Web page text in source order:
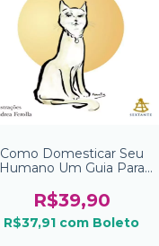
Como Domesticar Seu
Humano Um Guia Para
R$39,90
R$37,91 com Boleto